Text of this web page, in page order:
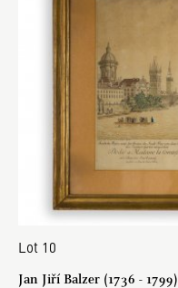
Lot 10
Jan Jiří Balzer (1736 - 1799)